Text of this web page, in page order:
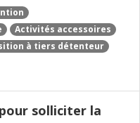
Activités accessoires
à tiers détenteur
solliciter la